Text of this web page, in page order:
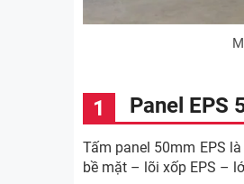
Panel EPS
Tấm panel 50mm EPS
bề mặt – lõi xốp EPS –